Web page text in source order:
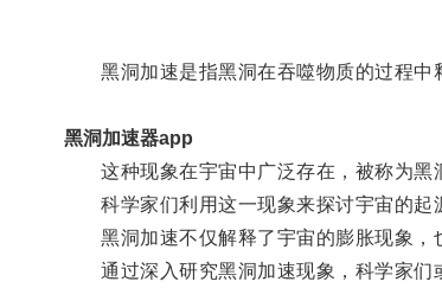
黑洞加速是指黑洞在吞噬物质的过程中
黑洞加速器app
这种现象在宇宙中广泛存在，被称为黑
科学家们利用这一现象来探讨宇宙的起
黑洞加速不仅解释了宇宙的膨胀现象，
通过深入研究黑洞加速现象，科学家们